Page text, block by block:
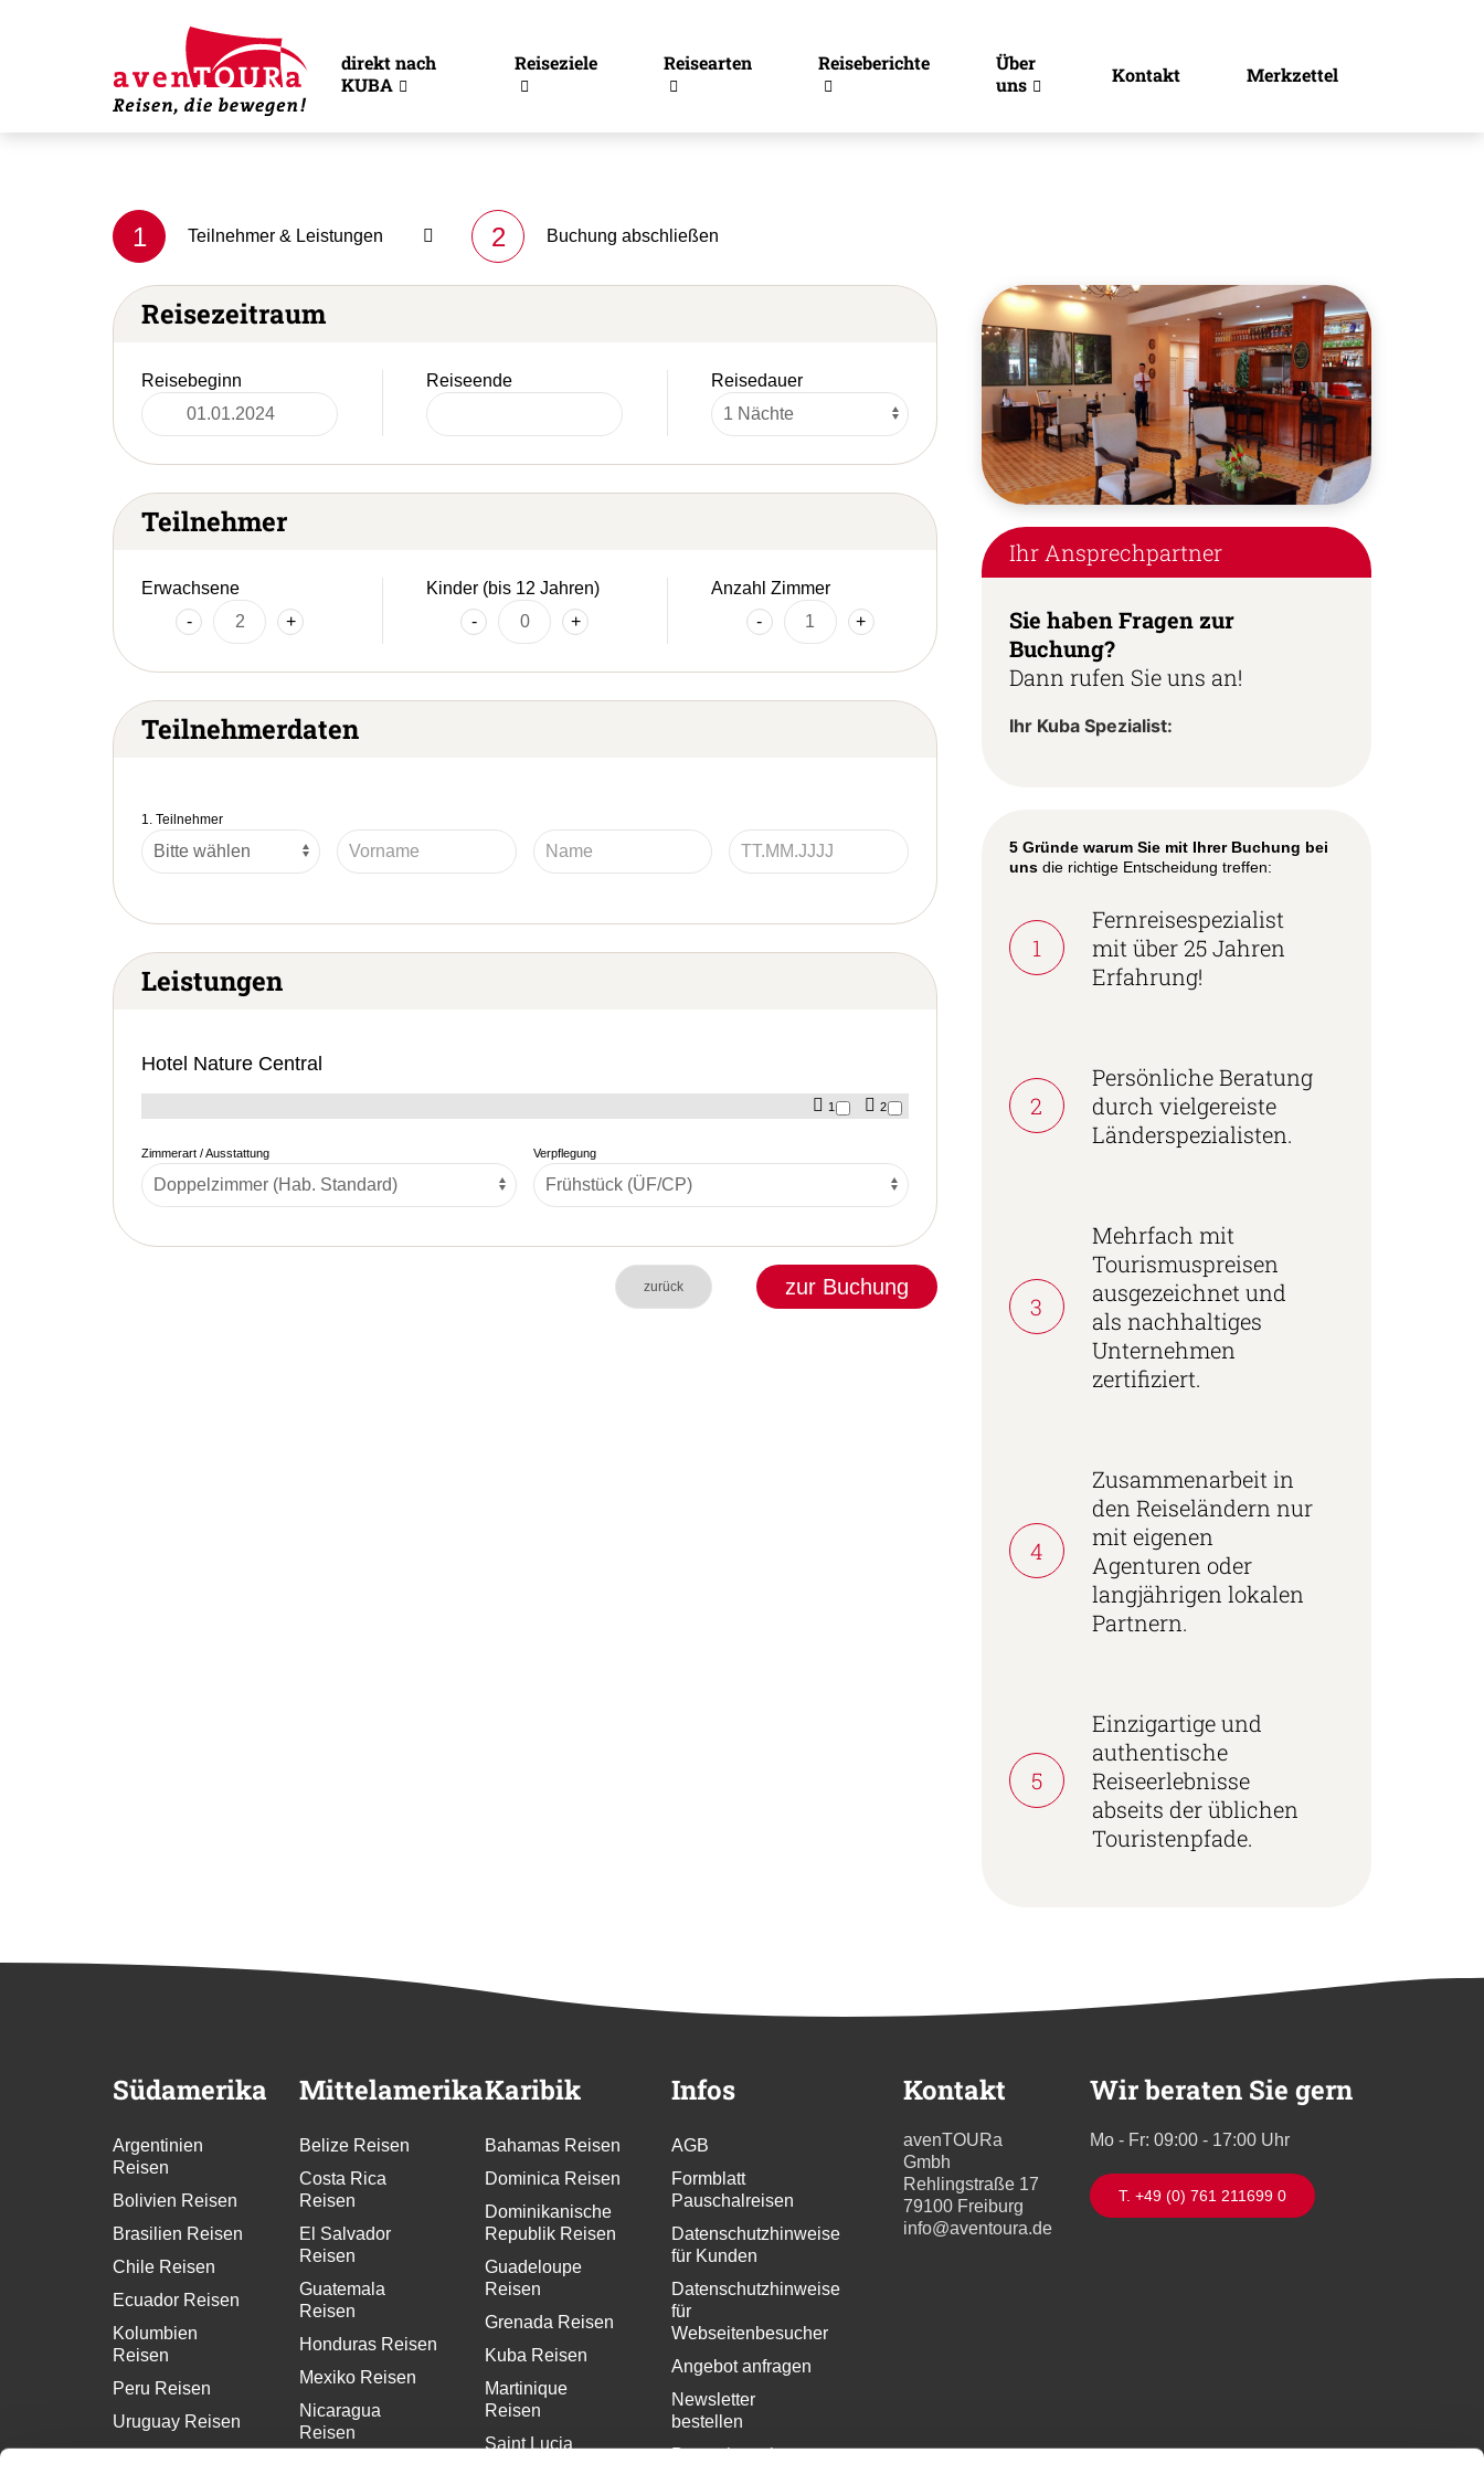
direkt nach
KUBA
Reiseziele Reisearten Reiseberichte
Über
uns
Kontakt Merkzettel
1 Teilnehmer & Leistungen 2 Buchung abschließen
Reisezeitraum
Reisebeginn Reiseende Reisedauer
Teilnehmer
Erwachsene
-
+
Kinder (bis 12 Jahren)
-
+
Anzahl Zimmer
-
+
Teilnehmerdaten
1. Teilnehmer
Leistungen
Hotel Nature Central
1 2
Zimmerart / Ausstattung Verpflegung
zurück zur Buchung
Ihr Ansprechpartner
Sie haben Fragen zur
Buchung?
Dann rufen Sie uns an!
Ihr Kuba Spezialist:
5 Gründe warum Sie mit Ihrer Buchung bei
unsdie richtige Entscheidung treffen:
1
Fernreisespezialist
mit über 25 Jahren
Erfahrung!
2
Persönliche Beratung
durch vielgereiste
Länderspezialisten.
3
Mehrfach mit
Tourismuspreisen
ausgezeichnet und
als nachhaltiges
Unternehmen
zertifiziert.
4
Zusammenarbeit in
den Reiseländern nur
mit eigenen
Agenturen oder
langjährigen lokalen
Partnern.
5
Einzigartige und
authentische
Reiseerlebnisse
abseits der üblichen
Touristenpfade.
Südamerika
Argentinien
Reisen
Bolivien Reisen
Brasilien Reisen
Chile Reisen
Ecuador Reisen
Kolumbien
Reisen
Peru Reisen
Uruguay Reisen
Mittelamerika
Belize Reisen
Costa Rica
Reisen
El Salvador
Reisen
Guatemala
Reisen
Honduras Reisen
Mexiko Reisen
Nicaragua
Reisen
Karibik
Bahamas Reisen
Dominica Reisen
Dominikanische
Republik Reisen
Guadeloupe
Reisen
Grenada Reisen
Kuba Reisen
Martinique
Reisen
Saint Lucia
Infos
AGB
Formblatt
Pauschalreisen
Datenschutzhinweise
für Kunden
Datenschutzhinweise
für
Webseitenbesucher
Angebot anfragen
Newsletter
bestellen
Pressekontakt
Kontakt
avenTOURa
Gmbh
Rehlingstraße 17
79100 Freiburg
info@aventoura.de
Wir beraten Sie gern
Mo - Fr: 09:00 - 17:00 Uhr
T. +49 (0) 761 211699 0